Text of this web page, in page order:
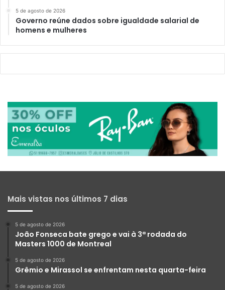
5 de agosto de 2026
Governo reúne dados sobre igualdade salarial de
homens e mulheres
Mais vistas nos últimos 7 dias
5 de agosto de 2026
João Fonseca bate grego e vai à 3ª rodada do
Masters 1000 de Montreal
5 de agosto de 2026
Grêmio e Mirassol se enfrentam nesta quarta-feira
5 de agosto de 2026